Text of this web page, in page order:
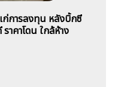
ก่การลงทุน หลังบิ้กซี
าคาโดน ใกล้ห้าง